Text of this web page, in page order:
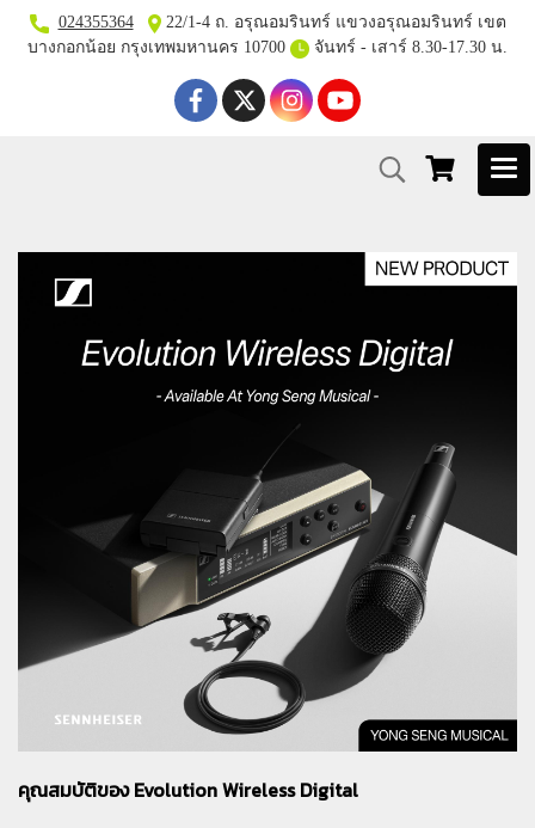
024355364
22/1-4 ถ. อรุณอมรินทร์ แขวงอรุณอมรินทร์ เขต
บางกอกน้อย กรุงเทพมหานคร 10700
จันทร์ - เสาร์ 8.30-17.30 น.
คุณสมบัติของ Evolution Wireless Digital